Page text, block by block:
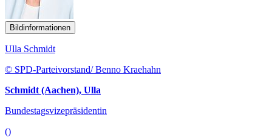
Bildinformationen
Ulla Schmidt
© SPD-Parteivorstand/ Benno Kraehahn
Schmidt (Aachen), Ulla
Bundestagsvizepräsidentin
()